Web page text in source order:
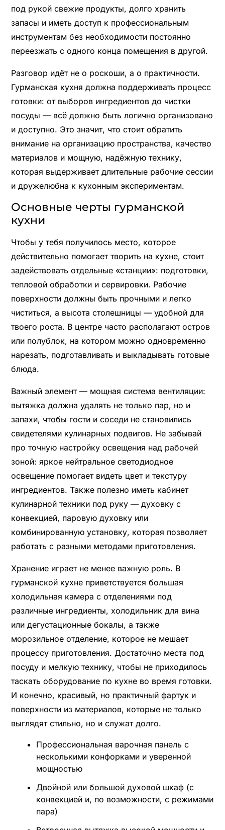
под рукой свежие продукты, долго хранить
запасы и иметь доступ к профессиональным
инструментам без необходимости постоянно
переезжать с одного конца помещения в другой.
Разговор идёт не о роскоши, а о практичности.
Гурманская кухня должна поддерживать процесс
готовки: от выборов ингредиентов до чистки
посуды — всё должно быть логично организовано
и доступно. Это значит, что стоит обратить
внимание на организацию пространства, качество
материалов и мощную, надёжную технику,
которая выдерживает длительные рабочие сессии
и дружелюбна к кухонным экспериментам.
Основные черты гурманской
кухни
Чтобы у тебя получилось место, которое
действительно помогает творить на кухне, стоит
задействовать отдельные «станции»: подготовки,
тепловой обработки и сервировки. Рабочие
поверхности должны быть прочными и легко
чиститься, а высота столешницы — удобной для
твоего роста. В центре часто располагают остров
или полублок, на котором можно одновременно
нарезать, подготавливать и выкладывать готовые
блюда.
Важный элемент — мощная система вентиляции:
вытяжка должна удалять не только пар, но и
запахи, чтобы гости и соседи не становились
свидетелями кулинарных подвигов. Не забывай
про точную настройку освещения над рабочей
зоной: яркое нейтральное светодиодное
освещение помогает видеть цвет и текстуру
ингредиентов. Также полезно иметь кабинет
кулинарной техники под руку — духовку с
конвекцией, паровую духовку или
комбинированную установку, которая позволяет
работать с разными методами приготовления.
Хранение играет не менее важную роль. В
гурманской кухне приветствуется большая
холодильная камера с отделениями под
различные ингредиенты, холодильник для вина
или дегустационные бокалы, а также
морозильное отделение, которое не мешает
процессу приготовления. Достаточно места под
посуду и мелкую технику, чтобы не приходилось
таскать оборудование по кухне во время готовки.
И конечно, красивый, но практичный фартук и
поверхности из материалов, которые не только
выглядят стильно, но и служат долго.
Профессиональная варочная панель с
несколькими конфорками и уверенной
мощностью
Двойной или большой духовой шкаф (с
конвекцией и, по возможности, с режимами
пара)